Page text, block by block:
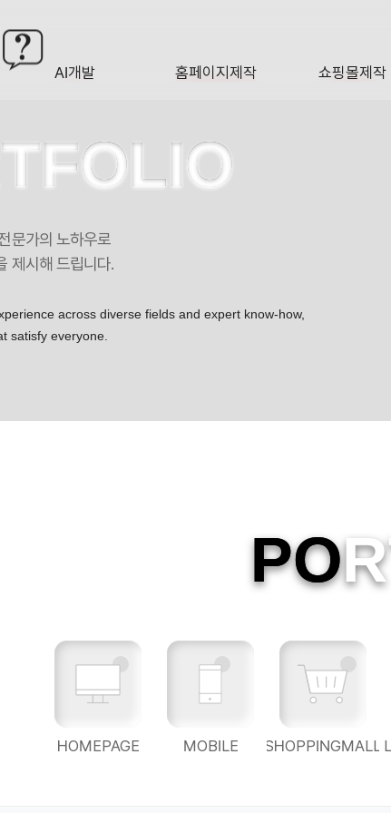
AI개발 홈페이지제작 쇼핑몰제작
문가의 노하우로
제시해 드립니다.
across diverse fields and expert know-how,
satisfy everyone.
PO
HOMEPAGE MOBILE SHOPPINGMALL